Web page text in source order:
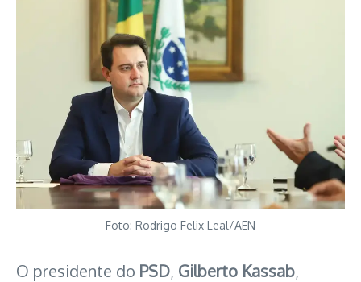
Foto: Rodrigo Felix Leal/AEN
O presidente do PSD, Gilberto Kassab,